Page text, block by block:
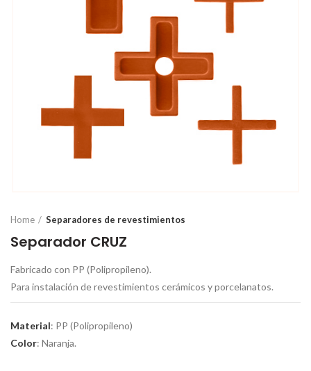
Home Separadores de revestimientos
Separador CRUZ
Fabricado con PP (Polipropileno).
Para instalación de revestimientos cerámicos y porcelanatos.
Material: PP (Polipropileno)
Color: Naranja.